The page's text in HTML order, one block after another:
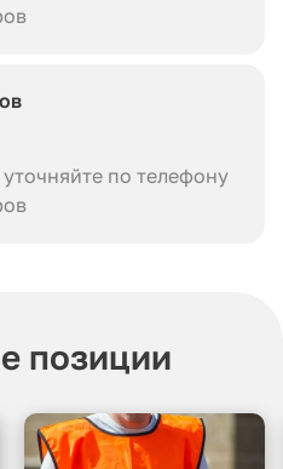
по телефону
позиции